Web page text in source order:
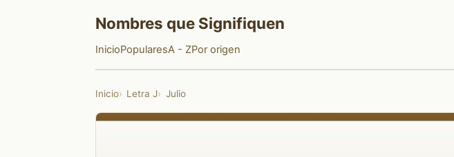
Nombres que Signifiquen
InicioPopularesA - ZPor origen
Inicio Letra J Julio